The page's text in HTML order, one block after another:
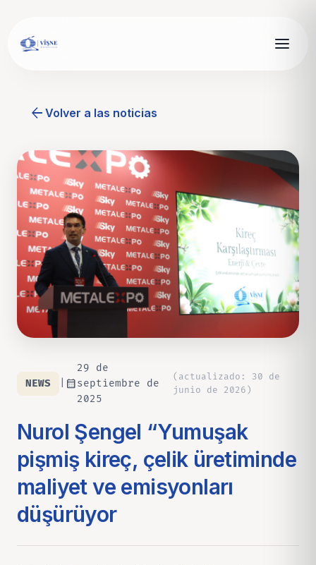
arrow_back Volver a las noticias
NEWS calendar_month
29 de
septiembre de
2025
( actualizado : 30 de
junio de 2026 )
Nurol Şengel “Yumuşak
pişmiş kireç, çelik üretiminde
maliyet ve emisyonları
düşürüyor